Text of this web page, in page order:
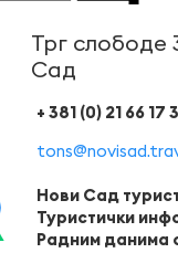
Трг слободе
Сад
+ 381 (0) 21 66 17
Нови Сад
Туристички
Радним данима